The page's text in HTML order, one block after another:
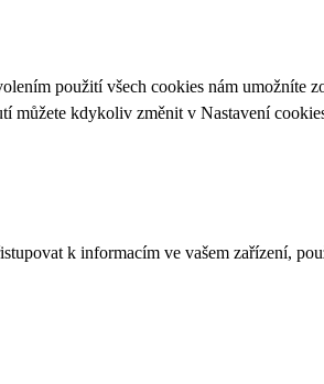
použití všech cookies nám umožníte
můžete kdykoliv změnit v Nastavení
k informacím ve vašem zařízení,